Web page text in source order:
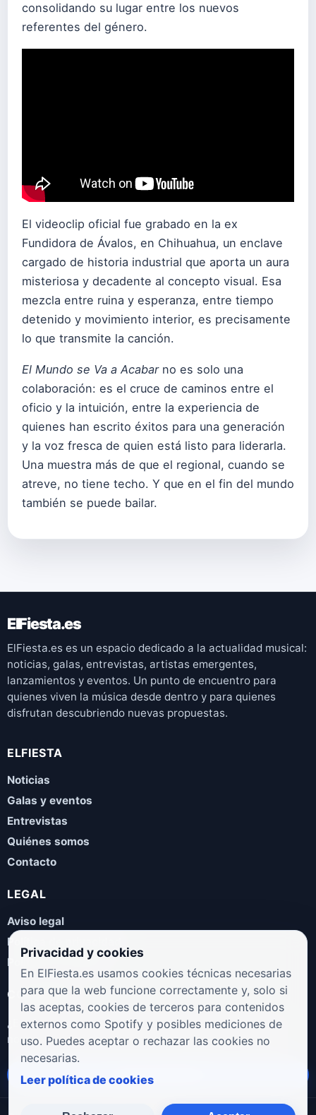
consolidando su lugar entre los nuevos
referentes del género.
El videoclip oficial fue grabado en la ex
Fundidora de Ávalos, en Chihuahua, un enclave
cargado de historia industrial que aporta un aura
misteriosa y decadente al concepto visual. Esa
mezcla entre ruina y esperanza, entre tiempo
detenido y movimiento interior, es precisamente
lo que transmite la canción.
El Mundo se Va a Acabarno es solo una
colaboración: es el cruce de caminos entre el
oficio y la intuición, entre la experiencia de
quienes han escrito éxitos para una generación
y la voz fresca de quien está listo para liderarla.
Una muestra más de que el regional, cuando se
atreve, no tiene techo. Y que en el fin del mundo
también se puede bailar.
ElFiesta.es
ElFiesta.es es un espacio dedicado a la actualidad musical:
noticias, galas, entrevistas, artistas emergentes,
lanzamientos y eventos. Un punto de encuentro para
quienes viven la música desde dentro y para quienes
disfrutan descubriendo nuevas propuestas.
ELFIESTA
Noticias
Galas y eventos
Entrevistas
Quiénes somos
Contacto
LEGAL
Aviso legal
Política de privacidad
Política de cookies
COLABORA
¿Eres artista, manager, sello o promotor? Envíanos tus
novedades, galas, entrevistas o propuestas musicales.
Enviar propuesta
Privacidad y cookies
En ElFiesta.es usamos cookies técnicas necesarias
para que la web funcione correctamente y, solo si
las aceptas, cookies de terceros para contenidos
externos como Spotify y posibles mediciones de
uso. Puedes aceptar o rechazar las cookies no
necesarias.
Leer política de cookies